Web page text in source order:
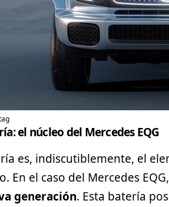
el núcleo del Mercedes EQG
es, indiscutiblemente, el
. En el caso del Mercedes
generación. Esta batería